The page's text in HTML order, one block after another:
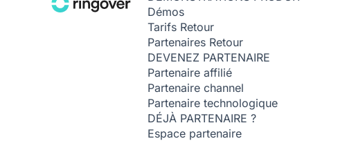
Démos
Tarifs Retour
Partenaires Retour
DEVENEZ PARTENAIRE
Partenaire affilié
Partenaire channel
Partenaire technologique
DÉJÀ PARTENAIRE ?
Espace partenaire